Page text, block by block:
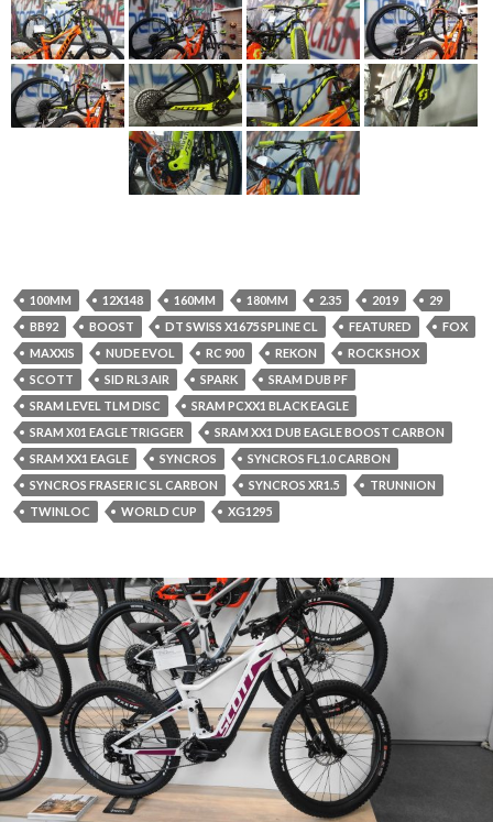
100MM 12X148 160MM 180MM 2.35 2019
29
BB92
BOOST DT SWISS X1675 SPLINE CL FEATURED
FOX
MAXXIS
NUDE EVOL RC 900 REKON
ROCK SHOX
SCOTT
SID RL3 AIR SPARK
SRAM DUB PF
SRAM LEVEL TLM DISC
SRAM PCXX1 BLACK EAGLE
SRAM X01 EAGLE TRIGGER
SRAM XX1 DUB EAGLE BOOST CARBON
SRAM XX1 EAGLE
SYNCROS
SYNCROS FL1.0 CARBON
SYNCROS FRASER IC SL CARBON
SYNCROS XR1.5
TRUNNION
TWINLOC
WORLD CUP XG1295